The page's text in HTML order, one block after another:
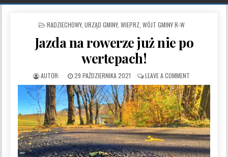
POSTED IN
RADZIECHOWY, URZĄD GMINY, WIEPRZ, WÓJT GMINY R-W
Jazda na rowerze już nie po
wertepach!
PUBLISHED DATE:
29 PAŹDZIERNIKA 2021 LEAVE A COMMENT